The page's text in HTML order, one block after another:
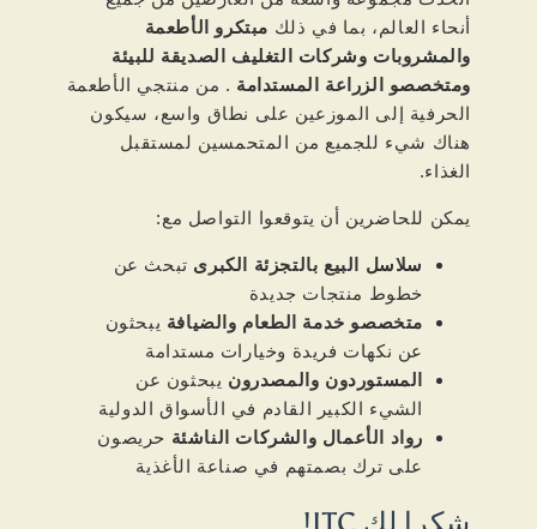
أنحاء العالم، بما في ذلك مبتكرو الأطعمة
والمشروبات وشركات التغليف الصديقة للبيئة
ومتخصصو الزراعة المستدامة . من منتجي الأطعمة
الحرفية إلى الموزعين على نطاق واسع، سيكون
هناك شيء للجميع من المتحمسين لمستقبل
الغذاء.
يمكن للحاضرين أن يتوقعوا التواصل مع:
سلاسل البيع بالتجزئة الكبرى تبحث عن
خطوط منتجات جديدة
متخصصو خدمة الطعام والضيافة يبحثون
عن نكهات فريدة وخيارات مستدامة
المستوردون والمصدرون يبحثون عن
الشيء الكبير القادم في الأسواق الدولية
رواد الأعمال والشركات الناشئة حريصون
على ترك بصمتهم في صناعة الأغذية